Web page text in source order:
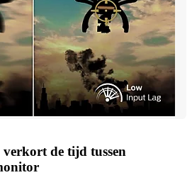
de tijd tussen